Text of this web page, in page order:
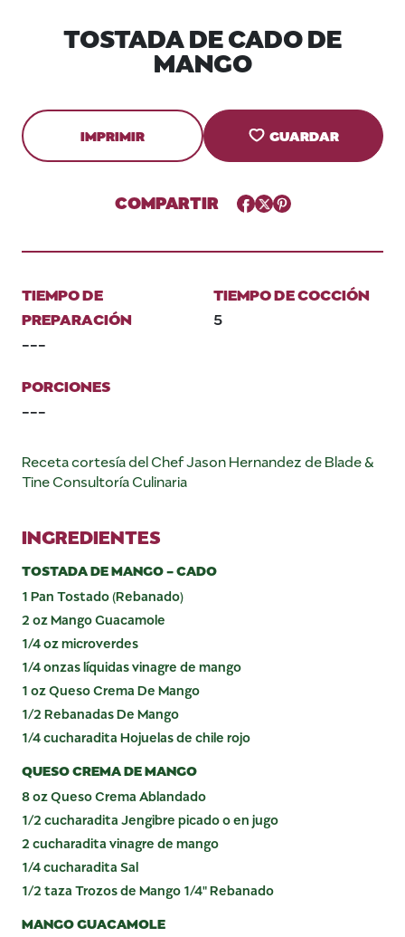
TOSTADA DE CADO DE
MANGO
IMPRIMIR GUARDAR
COMPARTIR Facebook
TwitterPinterest
TIEMPO DE
PREPARACIÓN
---
TIEMPO DE COCCIÓN
5
PORCIONES
---
Receta cortesía del Chef Jason Hernandez de Blade &
Tine Consultoría Culinaria
INGREDIENTES
TOSTADA DE MANGO - CADO
1 Pan Tostado (Rebanado)
2 oz Mango Guacamole
1/4 oz microverdes
1/4 onzas líquidas vinagre de mango
1 oz Queso Crema De Mango
1/2 Rebanadas De Mango
1/4 cucharadita Hojuelas de chile rojo
QUESO CREMA DE MANGO
8 oz Queso Crema Ablandado
1/2 cucharadita Jengibre picado o en jugo
2 cucharadita vinagre de mango
1/4 cucharadita Sal
1/2 taza Trozos de Mango 1/4" Rebanado
MANGO GUACAMOLE